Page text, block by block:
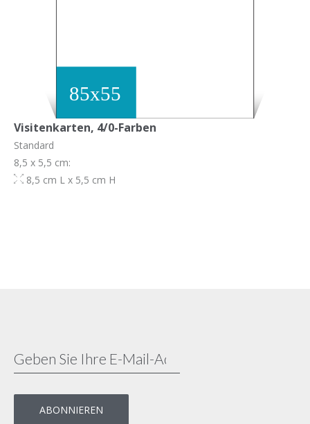
Visitenkarten, 4/0-Farben
Standard
8,5 x 5,5 cm:
8,5 cm L x 5,5 cm H